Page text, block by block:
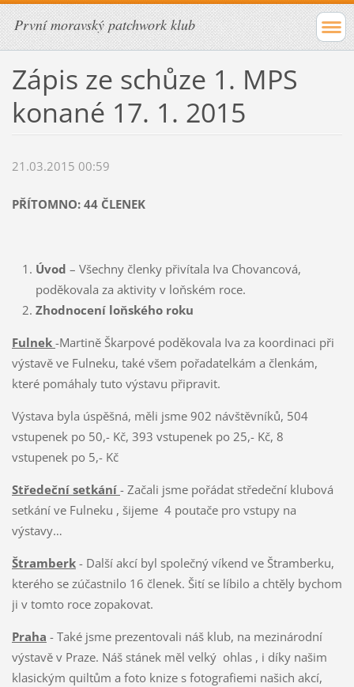
První moravský patchwork klub
Zápis ze schůze 1. MPS
konané 17. 1. 2015
21.03.2015 00:59
PŘÍTOMNO: 44 ČLENEK
Úvod – Všechny členky přivítala Iva Chovancová,
poděkovala za aktivity v loňském roce.
Zhodnocení loňského roku
Fulnek -Martině Škarpové poděkovala Iva za koordinaci při
výstavě ve Fulneku, také všem pořadatelkám a členkám,
které pomáhaly tuto výstavu připravit.
Výstava byla úspěšná, měli jsme 902 návštěvníků, 504
vstupenek po 50,- Kč, 393 vstupenek po 25,- Kč, 8
vstupenek po 5,- Kč
Středeční setkání - Začali jsme pořádat středeční klubová
setkání ve Fulneku , šijeme 4 poutače pro vstupy na
výstavy…
Štramberk- Další akcí byl společný víkend ve Štramberku,
kterého se zúčastnilo 16 členek. Šití se líbilo a chtěly bychom
ji v tomto roce zopakovat.
Praha - Také jsme prezentovali náš klub, na mezinárodní
výstavě v Praze. Náš stánek měl velký ohlas , i díky našim
klasickým quiltům a foto knize s fotografiemi našich akcí,